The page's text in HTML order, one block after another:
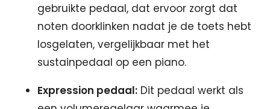
gebruikte pedaal, dat ervoor zorgt dat
noten doorklinken nadat je de toets hebt
losgelaten, vergelijkbaar met het
sustainpedaal op een piano.
Expression pedaal: Dit pedaal werkt als